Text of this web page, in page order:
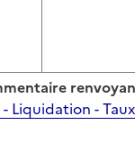
Liquidation -